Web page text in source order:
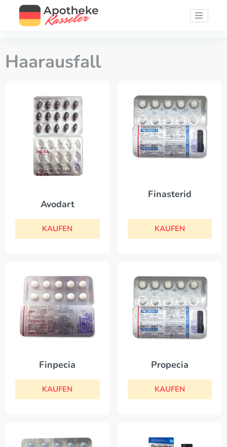
Haarausfall
Avodart
KAUFEN
Finasterid
KAUFEN
Finpecia
KAUFEN
Propecia
KAUFEN